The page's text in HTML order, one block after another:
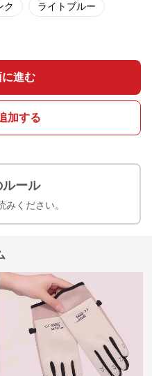
ク ライトブルー
進む
加する
ルール
みください。